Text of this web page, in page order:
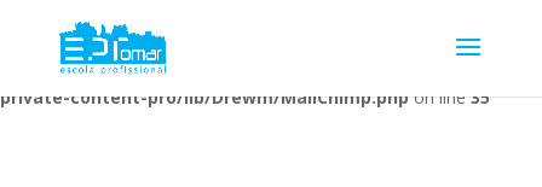
Warning: Undefined array key 1 in
/home/escolaprofission/public_html/wp-content/plugins/wp-
private-content-pro/lib/Drewm/MailChimp.phpon line35